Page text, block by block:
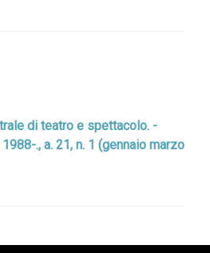
di teatro e spettacolo. -
., a. 21, n. 1 (gennaio marzo